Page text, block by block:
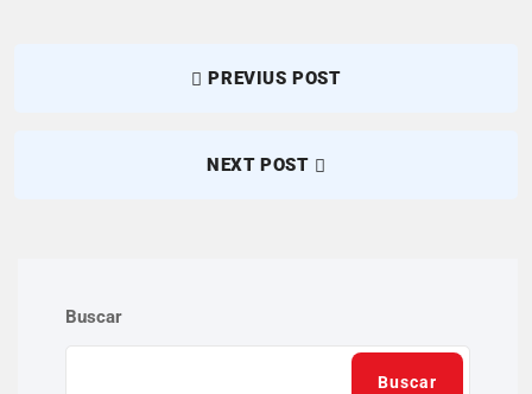
PREVIUS POST
NEXT POST
Buscar
Buscar